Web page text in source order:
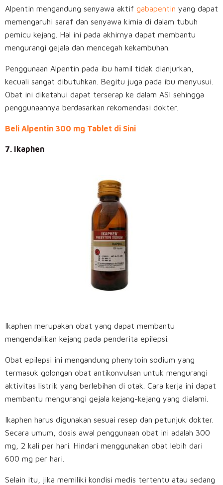
Alpentin mengandung senyawa aktif gabapentin yang dapat
memengaruhi saraf dan senyawa kimia di dalam tubuh
pemicu kejang. Hal ini pada akhirnya dapat membantu
mengurangi gejala dan mencegah kekambuhan.
Penggunaan Alpentin pada ibu hamil tidak dianjurkan,
kecuali sangat dibutuhkan. Begitu juga pada ibu menyusui.
Obat ini diketahui dapat terserap ke dalam ASI sehingga
penggunaannya berdasarkan rekomendasi dokter.
Beli Alpentin 300 mg Tablet di Sini
7. Ikaphen
Ikaphen merupakan obat yang dapat membantu
mengendalikan kejang pada penderita epilepsi.
Obat epilepsi ini mengandung phenytoin sodium yang
termasuk golongan obat antikonvulsan untuk mengurangi
aktivitas listrik yang berlebihan di otak. Cara kerja ini dapat
membantu mengurangi gejala kejang-kejang yang dialami.
Ikaphen harus digunakan sesuai resep dan petunjuk dokter.
Secara umum, dosis awal penggunaan obat ini adalah 300
mg, 2 kali per hari. Hindari menggunakan obat lebih dari
600 mg per hari.
Selain itu, jika memiliki kondisi medis tertentu atau sedang